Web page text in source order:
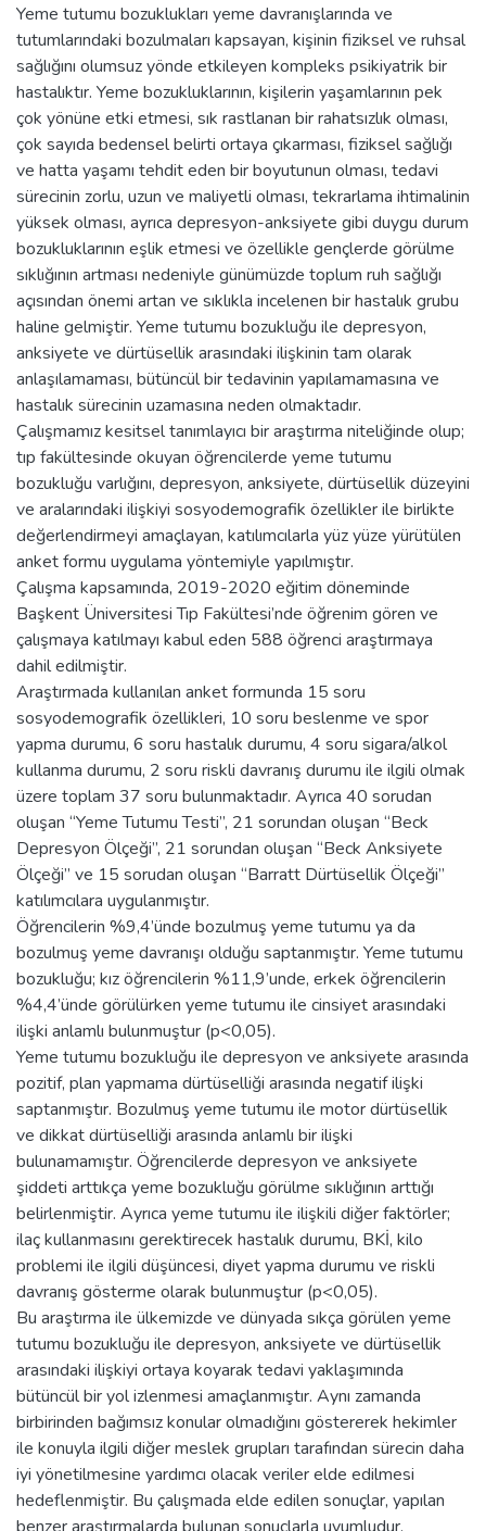
Yeme tutumu bozuklukları yeme davranışlarında ve
tutumlarındaki bozulmaları kapsayan, kişinin fiziksel ve ruhsal
sağlığını olumsuz yönde etkileyen kompleks psikiyatrik bir
hastalıktır. Yeme bozukluklarının, kişilerin yaşamlarının pek
çok yönüne etki etmesi, sık rastlanan bir rahatsızlık olması,
çok sayıda bedensel belirti ortaya çıkarması, fiziksel sağlığı
ve hatta yaşamı tehdit eden bir boyutunun olması, tedavi
sürecinin zorlu, uzun ve maliyetli olması, tekrarlama ihtimalinin
yüksek olması, ayrıca depresyon-anksiyete gibi duygu durum
bozukluklarının eşlik etmesi ve özellikle gençlerde görülme
sıklığının artması nedeniyle günümüzde toplum ruh sağlığı
açısından önemi artan ve sıklıkla incelenen bir hastalık grubu
haline gelmiştir. Yeme tutumu bozukluğu ile depresyon,
anksiyete ve dürtüsellik arasındaki ilişkinin tam olarak
anlaşılamaması, bütüncül bir tedavinin yapılamamasına ve
hastalık sürecinin uzamasına neden olmaktadır.
Çalışmamız kesitsel tanımlayıcı bir araştırma niteliğinde olup;
tıp fakültesinde okuyan öğrencilerde yeme tutumu
bozukluğu varlığını, depresyon, anksiyete, dürtüsellik düzeyini
ve aralarındaki ilişkiyi sosyodemografik özellikler ile birlikte
değerlendirmeyi amaçlayan, katılımcılarla yüz yüze yürütülen
anket formu uygulama yöntemiyle yapılmıştır.
Çalışma kapsamında, 2019-2020 eğitim döneminde
Başkent Üniversitesi Tıp Fakültesi’nde öğrenim gören ve
çalışmaya katılmayı kabul eden 588 öğrenci araştırmaya
dahil edilmiştir.
Araştırmada kullanılan anket formunda 15 soru
sosyodemografik özellikleri, 10 soru beslenme ve spor
yapma durumu, 6 soru hastalık durumu, 4 soru sigara/alkol
kullanma durumu, 2 soru riskli davranış durumu ile ilgili olmak
üzere toplam 37 soru bulunmaktadır. Ayrıca 40 sorudan
oluşan “Yeme Tutumu Testi”, 21 sorundan oluşan “Beck
Depresyon Ölçeği”, 21 sorundan oluşan “Beck Anksiyete
Ölçeği” ve 15 sorudan oluşan “Barratt Dürtüsellik Ölçeği”
katılımcılara uygulanmıştır.
Öğrencilerin %9,4’ünde bozulmuş yeme tutumu ya da
bozulmuş yeme davranışı olduğu saptanmıştır. Yeme tutumu
bozukluğu; kız öğrencilerin %11,9’unde, erkek öğrencilerin
%4,4’ünde görülürken yeme tutumu ile cinsiyet arasındaki
ilişki anlamlı bulunmuştur (p<0,05).
Yeme tutumu bozukluğu ile depresyon ve anksiyete arasında
pozitif, plan yapmama dürtüselliği arasında negatif ilişki
saptanmıştır. Bozulmuş yeme tutumu ile motor dürtüsellik
ve dikkat dürtüselliği arasında anlamlı bir ilişki
bulunamamıştır. Öğrencilerde depresyon ve anksiyete
şiddeti arttıkça yeme bozukluğu görülme sıklığının arttığı
belirlenmiştir. Ayrıca yeme tutumu ile ilişkili diğer faktörler;
ilaç kullanmasını gerektirecek hastalık durumu, BKİ, kilo
problemi ile ilgili düşüncesi, diyet yapma durumu ve riskli
davranış gösterme olarak bulunmuştur (p<0,05).
Bu araştırma ile ülkemizde ve dünyada sıkça görülen yeme
tutumu bozukluğu ile depresyon, anksiyete ve dürtüsellik
arasındaki ilişkiyi ortaya koyarak tedavi yaklaşımında
bütüncül bir yol izlenmesi amaçlanmıştır. Aynı zamanda
birbirinden bağımsız konular olmadığını göstererek hekimler
ile konuyla ilgili diğer meslek grupları tarafından sürecin daha
iyi yönetilmesine yardımcı olacak veriler elde edilmesi
hedeflenmiştir. Bu çalışmada elde edilen sonuçlar, yapılan